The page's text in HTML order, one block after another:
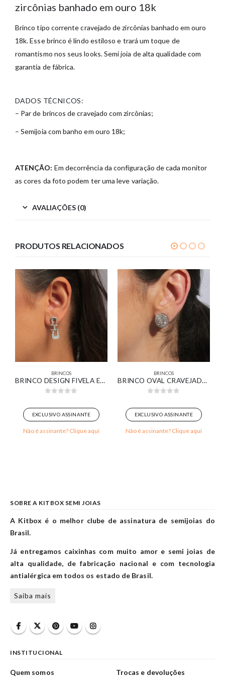
zircônias banhado em ouro 18k
Brinco tipo corrente cravejado de zircônias banhado em ouro
18k. Esse brinco é lindo estiloso e trará um toque de
romantismo nos seus looks. Semi joia de alta qualidade com
garantia de fábrica.
DADOS TÉCNICOS:
– Par de brincos de cravejado com zircônias;
– Semijoia com banho em ouro 18k;
ATENÇÃO: Em decorrência da configuração de cada monitor
as cores da foto podem ter uma leve variação.
AVALIAÇÕES (0)
PRODUTOS RELACIONADOS
BRINCOS
BRINCO DESIGN FIVELA ESTILIZADA BANHADO EM OURO BRANCO
EXCLUSIVO ASSINANTE
Não é assinante? Clique aqui
BRINCOS
BRINCO OVAL CRAVEJADO BANHADO EM OURO BRANCO
EXCLUSIVO ASSINANTE
Não é assinante? Clique aqui
SOBRE A KITBOX SEMI JOIAS
A Kitbox é o melhor clube de assinatura de semijoias do
Brasil.
Já entregamos caixinhas com muito amor e semi joias de
alta qualidade, de fabricação nacional e com tecnologia
antialérgica em todos os estado de Brasil.
Saiba mais
INSTITUCIONAL
Quem somos
Trocas e devoluções